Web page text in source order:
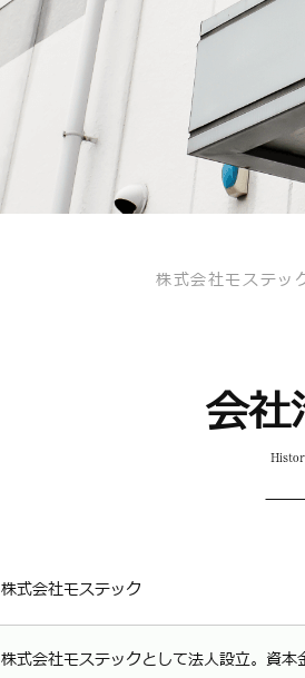
株式会社モステッ
会社
株式会社モステック
株式会社モステックとして法人設立。資本